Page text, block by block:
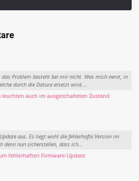
das Problem besteht bei mir nicht. Was mich nervt, in
durch die Datura ersetzt wird....
auch im ausgeschalteten Zustand
aus. Es liegt wohl die fehlerhafte Version im
denn nun sicherstellen, dass ich...
fehlerhaften Firmware-Update